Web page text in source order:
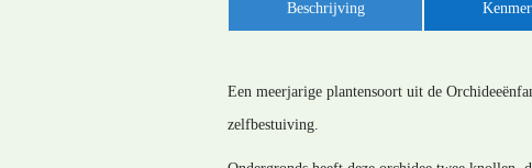
Beschrijving
Een meerjarige plantensoort uit de
zelfbestuiving.